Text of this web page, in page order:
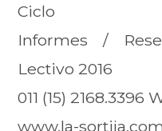
Ciclo
Informes /
Lectivo 2016
011 (15) 2168.3396
www.la-